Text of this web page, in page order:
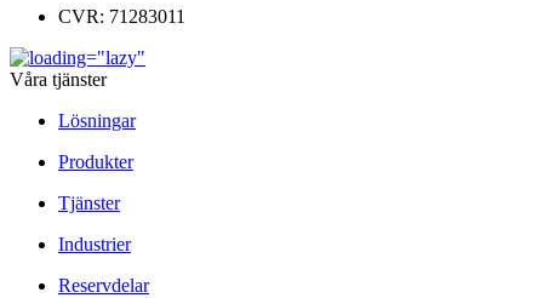
CVR: 71283011
Våra tjänster
Lösningar
Produkter
Tjänster
Industrier
Reservdelar